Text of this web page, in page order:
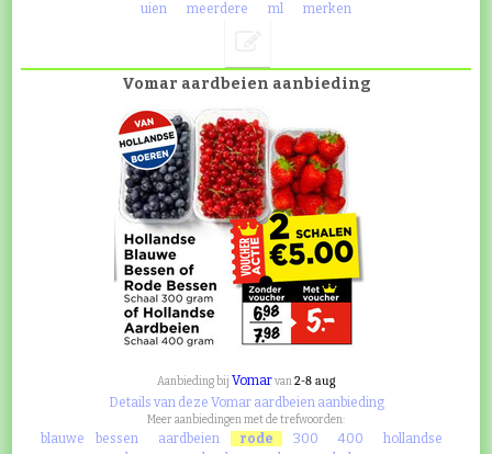
uien
meerdere ml merken
Vomar aardbeien aanbieding
Aanbieding bij Vomarvan2-8 aug
Details van deze Vomar aardbeien aanbieding
Meer aanbiedingen met de trefwoorden:
blauwe bessen aardbeien rode 300 400
hollandse